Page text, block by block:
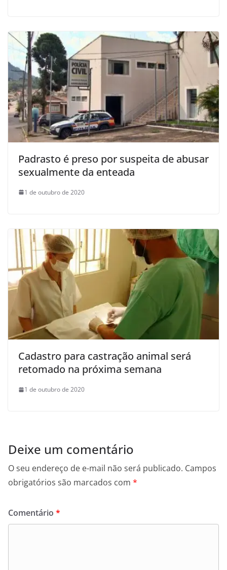
Padrasto é preso por suspeita de abusar
sexualmente da enteada
1 de outubro de 2020
Cadastro para castração animal será
retomado na próxima semana
1 de outubro de 2020
Deixe um comentário
O seu endereço de e-mail não será publicado. Campos
obrigatórios são marcados com *
Comentário *